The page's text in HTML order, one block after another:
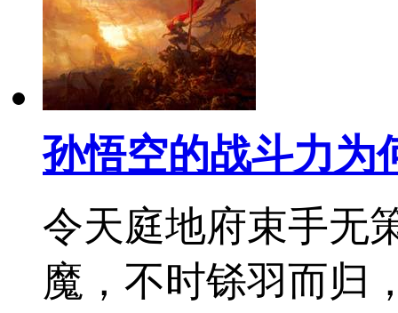
孙悟空的战斗力为
令天庭地府束手无
魔，不时铩羽而归